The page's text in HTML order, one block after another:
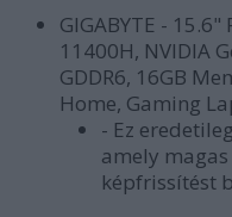
GIGABYTE -
11400H, NVIDIA
GDDR6, 16GB
Home, Gaming
- Ez eredetileg
amely
képfrissítést